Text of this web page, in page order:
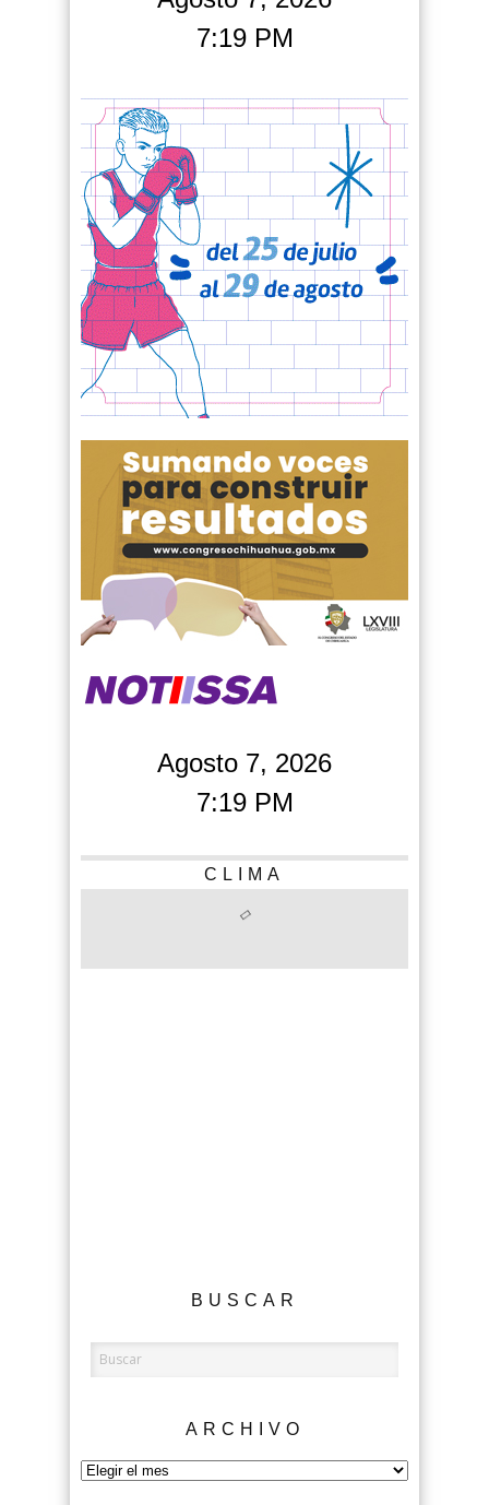
7:19 PM
Agosto 7, 2026
7:19 PM
CLIMA
BUSCAR
ARCHIVO
Archivo